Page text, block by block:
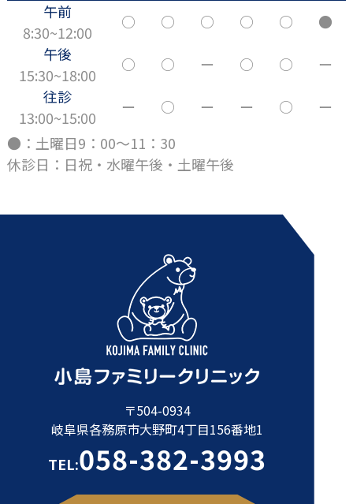
午前
8:30~12:00
○ ○ ○ ○ ○
●
午後
15:30~18:00
○ ○ ー ○ ○
ー
往診
13:00~15:00
ー ○ ー ー ○
ー
●：土曜日9：00～11：30
休診日：日祝・水曜午後・土曜午後
〒504-0934
岐阜県各務原市大野町4丁目156番地1
TEL:058-382-3993